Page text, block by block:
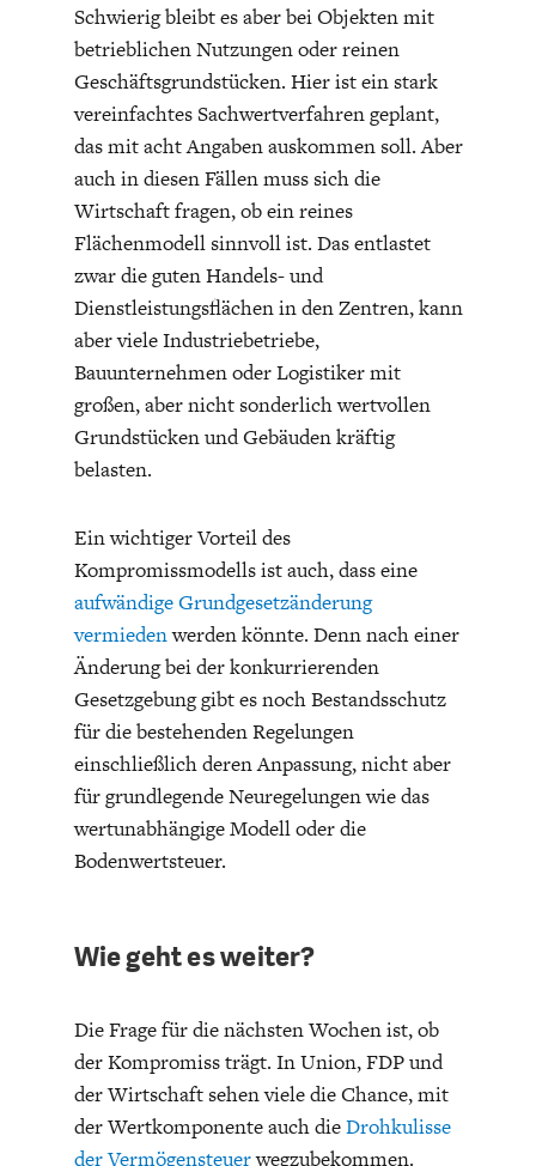
Schwierig bleibt es aber bei Objekten mit
betrieblichen Nutzungen oder reinen
Geschäftsgrundstücken. Hier ist ein stark
vereinfachtes Sachwertverfahren geplant,
das mit acht Angaben auskommen soll. Aber
auch in diesen Fällen muss sich die
Wirtschaft fragen, ob ein reines
Flächenmodell sinnvoll ist. Das entlastet
zwar die guten Handels- und
Dienstleistungsflächen in den Zentren, kann
aber viele Industriebetriebe,
Bauunternehmen oder Logistiker mit
großen, aber nicht sonderlich wertvollen
Grundstücken und Gebäuden kräftig
belasten.
Ein wichtiger Vorteil des
Kompromissmodells ist auch, dass eine
aufwändige Grundgesetzänderung
vermiedenwerden könnte. Denn nach einer
Änderung bei der konkurrierenden
Gesetzgebung gibt es noch Bestandsschutz
für die bestehenden Regelungen
einschließlich deren Anpassung, nicht aber
für grundlegende Neuregelungen wie das
wertunabhängige Modell oder die
Bodenwertsteuer.
Wie geht es weiter?
Die Frage für die nächsten Wochen ist, ob
der Kompromiss trägt. In Union, FDP und
der Wirtschaft sehen viele die Chance, mit
der Wertkomponente auch dieDrohkulisse
der Vermögensteuerwegzubekommen.